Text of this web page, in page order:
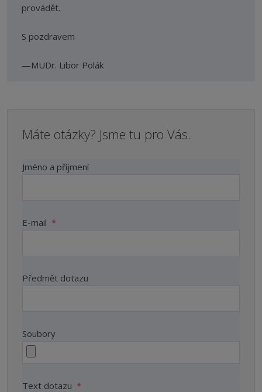
provádět.
S pozdravem
MUDr. Libor Polák
Máte otázky? Jsme tu pro Vás.
Jméno a příjmení
E-mail *
Předmět dotazu
Soubory
Text dotazu *